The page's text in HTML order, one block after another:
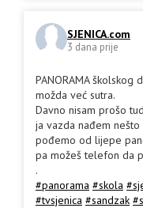
SJENICA.com
3 dana prije
PANORAMA školskog
možda već sutra.
Davno nisam prošo
ja vazda nađem
pođemo od lijepe
pa možeš telefon da
.
#panorama #skola
#tvsjenica #sandzak